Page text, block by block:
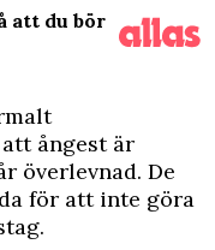
att du bör
ångest är
överlevnad. De
för att inte göra